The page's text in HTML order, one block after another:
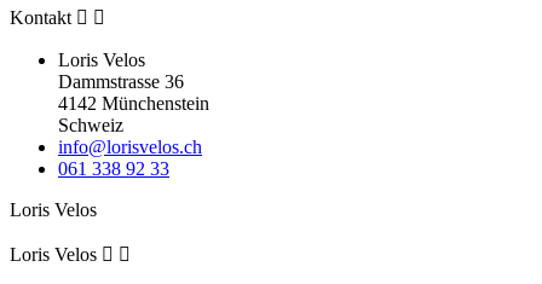
Kontakt  
Loris Velos
Dammstrasse 36
4142 Münchenstein
Schweiz
info@lorisvelos.ch
061 338 92 33
Loris Velos
Loris Velos  